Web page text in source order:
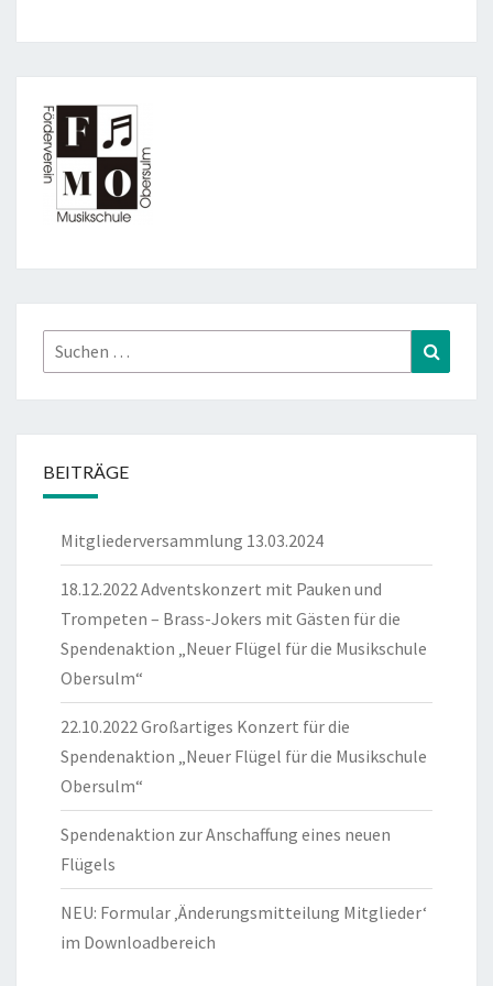
Suchen
nach:
BEITRÄGE
Mitgliederversammlung 13.03.2024
18.12.2022 Adventskonzert mit Pauken und
Trompeten – Brass-Jokers mit Gästen für die
Spendenaktion „Neuer Flügel für die Musikschule
Obersulm“
22.10.2022 Großartiges Konzert für die
Spendenaktion „Neuer Flügel für die Musikschule
Obersulm“
Spendenaktion zur Anschaffung eines neuen
Flügels
NEU: Formular ‚Änderungsmitteilung Mitglieder‘
im Downloadbereich